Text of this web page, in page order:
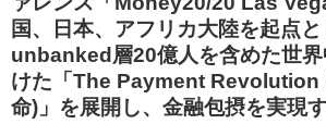
国、日本、アフリカ大陸を起点
unbanked層20億人を含めた世界
けた「The Payment Revolution
命)」を展開し、金融包摂を実現す